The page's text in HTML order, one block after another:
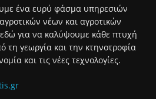
ένα ευρύ φάσμα υπηρεσιών
νέων και αγροτικών
για να καλύψουμε κάθε πτυχή
τη γεωργία και την κτηνοτροφία
και τις νέες τεχνολογίες.